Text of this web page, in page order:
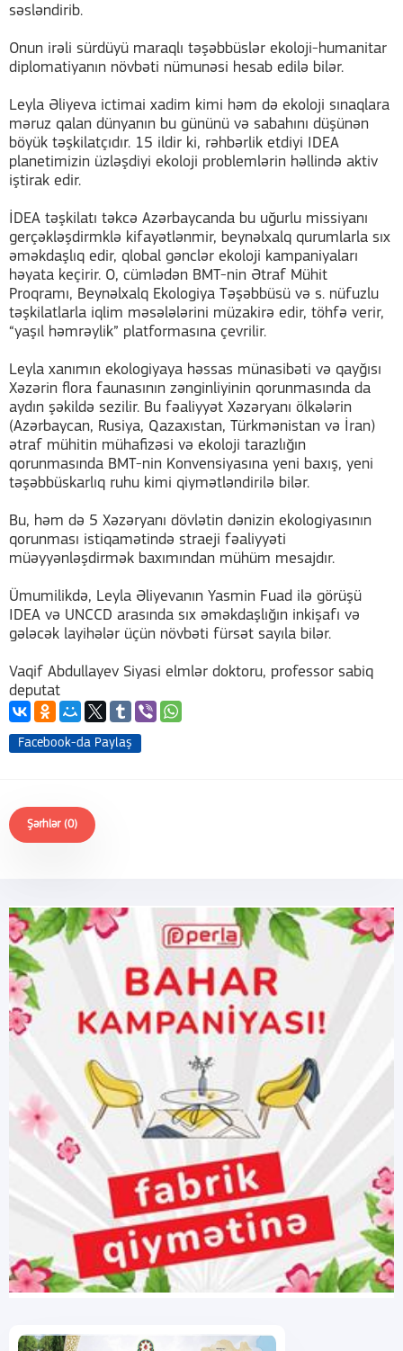
səsləndirib.
Onun irəli sürdüyü maraqlı təşəbbüslər ekoloji-humanitar
diplomatiyanın növbəti nümunəsi hesab edilə bilər.
Leyla Əliyeva ictimai xadim kimi həm də ekoloji sınaqlara
məruz qalan dünyanın bu gününü və sabahını düşünən
böyük təşkilatçıdır. 15 ildir ki, rəhbərlik etdiyi IDEA
planetimizin üzləşdiyi ekoloji problemlərin həllində aktiv
iştirak edir.
İDEA təşkilatı təkcə Azərbaycanda bu uğurlu missiyanı
gerçəkləşdirmklə kifayətlənmir, beynəlxalq qurumlarla sıx
əməkdaşlıq edir, qlobal gənclər ekoloji kampaniyaları
həyata keçirir. O, cümlədən BMT-nin Ətraf Mühit
Proqramı, Beynəlxalq Ekologiya Təşəbbüsü və s. nüfuzlu
təşkilatlarla iqlim məsələlərini müzakirə edir, töhfə verir,
“yaşıl həmrəylik” platformasına çevrilir.
Leyla xanımın ekologiyaya həssas münasibəti və qayğısı
Xəzərin flora faunasının zənginliyinin qorunmasında da
aydın şəkildə sezilir. Bu fəaliyyət Xəzəryanı ölkələrin
(Azərbaycan, Rusiya, Qazaxıstan, Türkmənistan və İran)
ətraf mühitin mühafizəsi və ekoloji tarazlığın
qorunmasında BMT-nin Konvensiyasına yeni baxış, yeni
təşəbbüskarlıq ruhu kimi qiymətləndirilə bilər.
Bu, həm də 5 Xəzəryanı dövlətin dənizin ekologiyasının
qorunması istiqamətində straeji fəaliyyəti
müəyyənləşdirmək baxımından mühüm mesajdır.
Ümumilikdə, Leyla Əliyevanın Yasmin Fuad ilə görüşü
IDEA və UNCCD arasında sıx əməkdaşlığın inkişafı və
gələcək layihələr üçün növbəti fürsət sayıla bilər.
Vaqif Abdullayev Siyasi elmlər doktoru, professor sabiq
deputat
Facebook-da Paylaş
Şərhlər (0)